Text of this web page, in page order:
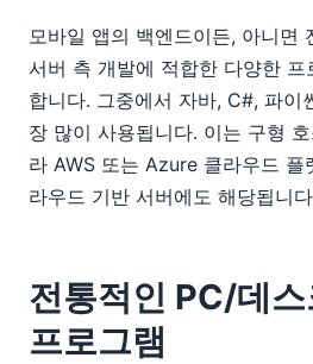
모바일 앱의 백엔드이든, 아니면
서버 측 개발에 적합한 다양한 프
합니다. 그중에서 자바, C#, 파이
장 많이 사용됩니다. 이는 구형
라 AWS 또는 Azure 클라우드 플
라우드 기반 서버에도 해당됩니
전통적인 PC/데
프로그램